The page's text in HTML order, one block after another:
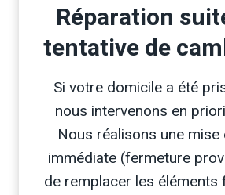
Réparation
tentative de
Si votre domicile a été
nous intervenons en
Nous réalisons une mise
immédiate (fermeture
de remplacer les éléments